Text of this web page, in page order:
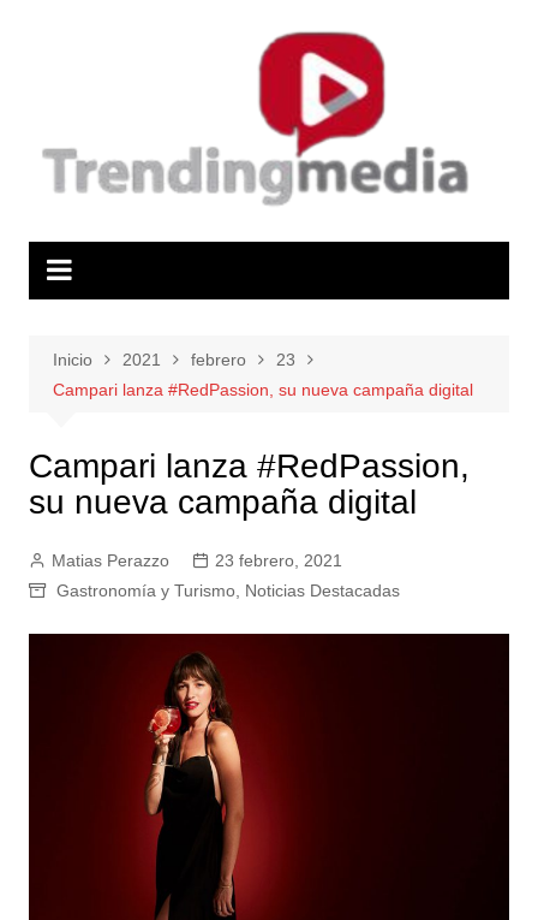
Inicio 2021 febrero
23
Campari lanza #RedPassion, su nueva campaña digital
Campari lanza #RedPassion,
su nueva campaña digital
Matias Perazzo
23 febrero, 2021
Gastronomía y Turismo, Noticias Destacadas